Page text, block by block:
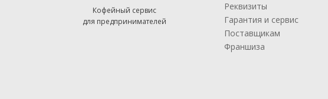
Кофейный сервис
для предпринимателей
Реквизиты
Гарантия и сервис
Поставщикам
Франшиза